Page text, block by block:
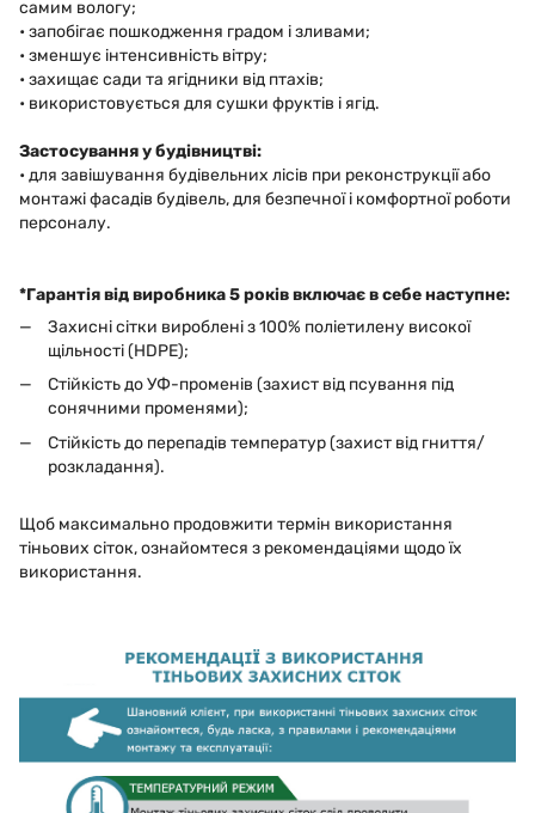
самим вологу;
• запобігає пошкодження градом і зливами;
• зменшує інтенсивність вітру;
• захищає сади та ягідники від птахів;
• використовується для сушки фруктів і ягід.
Застосування у будівництві:
• для завішування будівельних лісів при реконструкції або
монтажі фасадів будівель, для безпечної і комфортної роботи
персоналу.
*Гарантія від виробника 5 років включає в себе наступне:
Захисні сітки вироблені з 100% поліетилену високої
щільності (HDPE);
Стійкість до УФ-променів (захист від псування під
сонячними променями);
Стійкість до перепадів температур (захист від гниття/
розкладання).
Щоб максимально продовжити термін використання
тіньових сіток, ознайомтеся з рекомендаціями щодо їх
використання.